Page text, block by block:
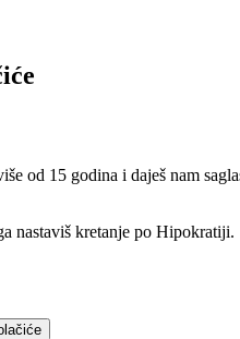
od 15 godina i daješ nam
nastaviš kretanje po Hipokratiji.